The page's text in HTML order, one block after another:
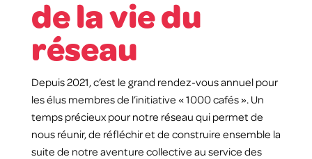
de la vie du
réseau
Depuis 2021, c’est le grand rendez-vous annuel pour
les élus membres de l’initiative « 1000 cafés ». Un
temps précieux pour notre réseau qui permet de
nous réunir, de réfléchir et de construire ensemble la
suite de notre aventure collective au service des